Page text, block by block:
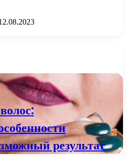
результат